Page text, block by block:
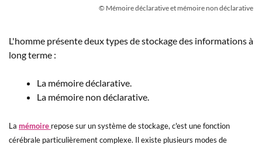
© Mémoire déclarative et mémoire non déclarative
L'homme présente deux types de stockage des informations à
long terme :
La mémoire déclarative.
La mémoire non déclarative.
La mémoire repose sur un système de stockage, c'est une fonction
cérébrale particulièrement complexe. Il existe plusieurs modes de